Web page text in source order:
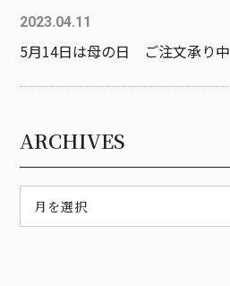
2023.04.11
5月14日は母の日 ご注文承り中
ARCHIVES